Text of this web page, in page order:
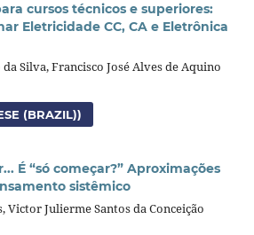
cursos técnicos e superiores:
Eletricidade CC, CA e Eletrônica
Silva, Francisco José Alves de Aquino
(BRAZIL))
É “só começar?” Aproximações
sistêmico
Victor Julierme Santos da Conceição